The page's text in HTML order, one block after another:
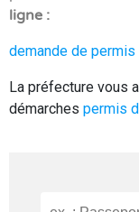
ligne :
demande de
La préfecture vous
démarches permis